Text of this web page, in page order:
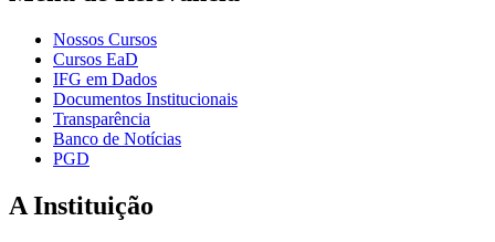
Nossos Cursos
Cursos EaD
IFG em Dados
Documentos Institucionais
Transparência
Banco de Notícias
PGD
A Instituição